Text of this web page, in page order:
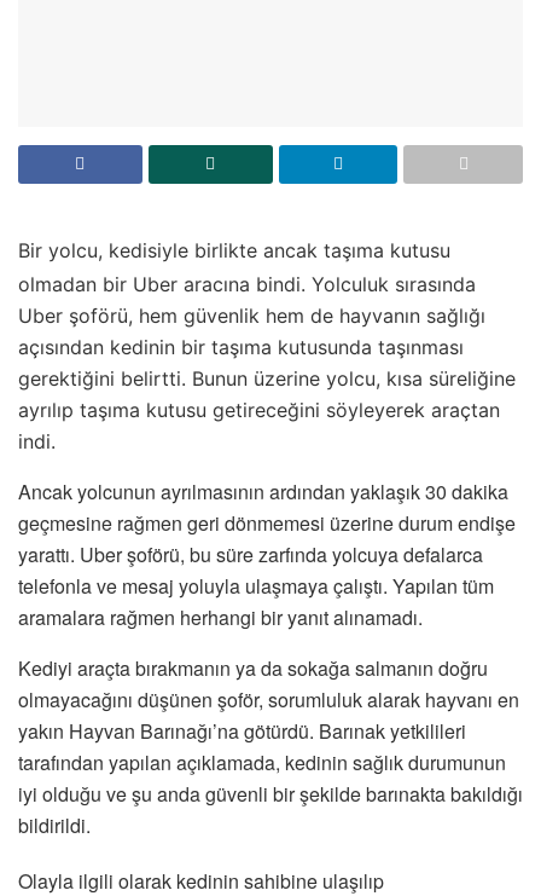
Bir yolcu, kedisiyle birlikte ancak taşıma kutusu
olmadan bir Uber aracına bindi. Yolculuk sırasında
Uber şoförü, hem güvenlik hem de hayvanın sağlığı
açısından kedinin bir taşıma kutusunda taşınması
gerektiğini belirtti. Bunun üzerine yolcu, kısa süreliğine
ayrılıp taşıma kutusu getireceğini söyleyerek araçtan
indi.
Ancak yolcunun ayrılmasının ardından yaklaşık 30 dakika
geçmesine rağmen geri dönmemesi üzerine durum endişe
yarattı. Uber şoförü, bu süre zarfında yolcuya defalarca
telefonla ve mesaj yoluyla ulaşmaya çalıştı. Yapılan tüm
aramalara rağmen herhangi bir yanıt alınamadı.
Kediyi araçta bırakmanın ya da sokağa salmanın doğru
olmayacağını düşünen şoför, sorumluluk alarak hayvanı en
yakın Hayvan Barınağı’na götürdü. Barınak yetkilileri
tarafından yapılan açıklamada, kedinin sağlık durumunun
iyi olduğu ve şu anda güvenli bir şekilde barınakta bakıldığı
bildirildi.
Olayla ilgili olarak kedinin sahibine ulaşılıp